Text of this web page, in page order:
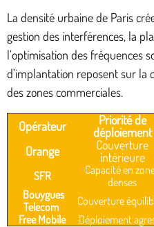
La densité urbaine de Paris
gestion des interférences, la
l’optimisation des fréquences
d’implantation reposent sur la
des zones commerciales.
Opérateur
Priorité de
déploiement
Orange
Couverture
intérieure
SFR
Capacité en
denses
Bouygues
Telecom
Couverture
Free Mobile
Déploiement